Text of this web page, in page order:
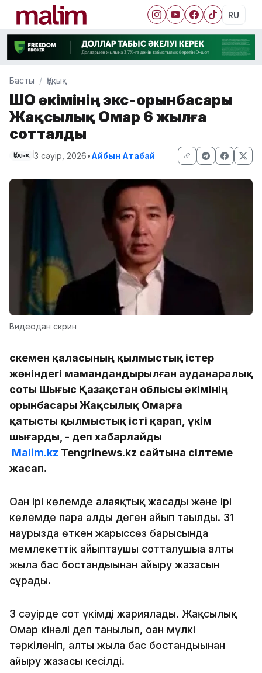
RU
Басты Құқық
ШҚО әкімінің экс-орынбасары
Жақсылық Омар 6 жылға
сотталды
Құқық 3 сәуір, 2026•Айбын Атабай
Видеодан скрин
Өскемен қаласының қылмыстық істер
жөніндегі мамандандырылған ауданаралық
соты Шығыс Қазақстан облысы әкімінің
орынбасары Жақсылық Омарға
қатысты қылмыстық істі қарап, үкім
шығарды, - деп хабарлайды
Malim.kz Tengrinews.kz сайтына сілтеме
жасап.
Оған ірі көлемде алаяқтық жасады және ірі
көлемде пара алды деген айып тағылды. 31
наурызда өткен жарыссөз барысында
мемлекеттік айыптаушы сотталушыға алты
жылға бас бостандығынан айыру жазасын
сұрады.
3 сәуірде сот үкімді жариялады. Жақсылық
Омар кінәлі деп танылып, оған мүлкі
тәркіленіп, алты жылға бас бостандығынан
айыру жазасы кесілді.